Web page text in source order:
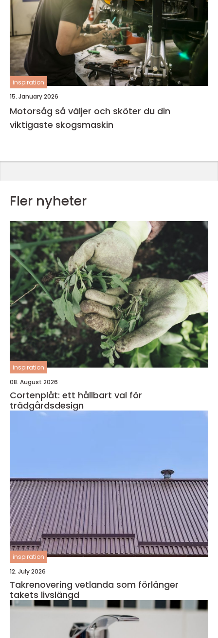
inspiration
15. January 2026
Motorsåg så väljer och sköter du din
viktigaste skogsmaskin
Fler nyheter
inspiration
08. August 2026
Cortenplåt: ett hållbart val för
trädgårdsdesign
inspiration
12. July 2026
Takrenovering vetlanda som förlänger
takets livslängd